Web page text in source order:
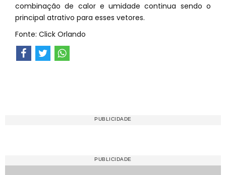
combinação de calor e umidade continua sendo o
principal atrativo para esses vetores.
Fonte: Click Orlando